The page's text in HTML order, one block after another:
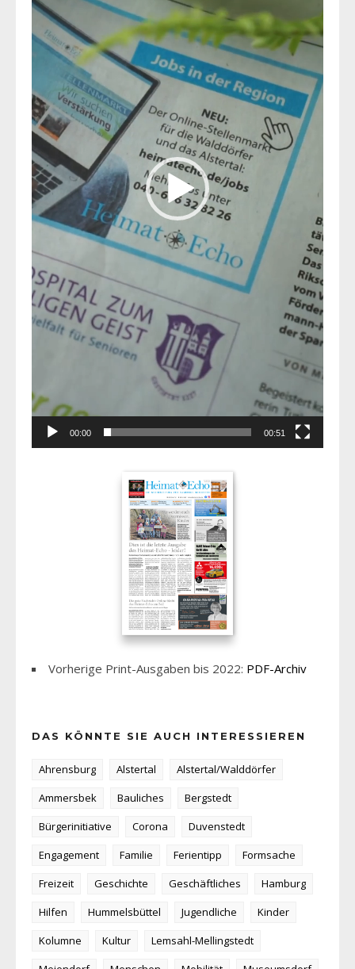
00:00 00:51
Vorherige Print-Ausgaben bis 2022: PDF-Archiv
DAS KÖNNTE SIE AUCH INTERESSIEREN
Ahrensburg Alstertal
Alstertal/Walddörfer
Ammersbek
Bauliches
Bergstedt
Bürgerinitiative
Corona
Duvenstedt
Engagement
Familie Ferientipp
Formsache
Freizeit
Geschichte Geschäftliches
Hamburg
Hilfen
Hummelsbüttel Jugendliche
Kinder
Kolumne
Kultur
Lemsahl-Mellingstedt